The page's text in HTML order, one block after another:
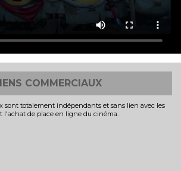
COMMERCIAUX
sont totalement indépendants et sans lien avec les
l'achat de place en ligne du cinéma.